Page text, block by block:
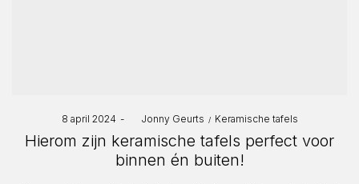
Posted
8 april 2024 Jonny Geurts
Posted
in
Keramische tafels
Hierom zijn keramische tafels perfect voor
binnen én buiten!